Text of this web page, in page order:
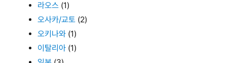
라오스 (1)
오사카/교토 (2)
오키나와 (1)
이탈리아 (1)